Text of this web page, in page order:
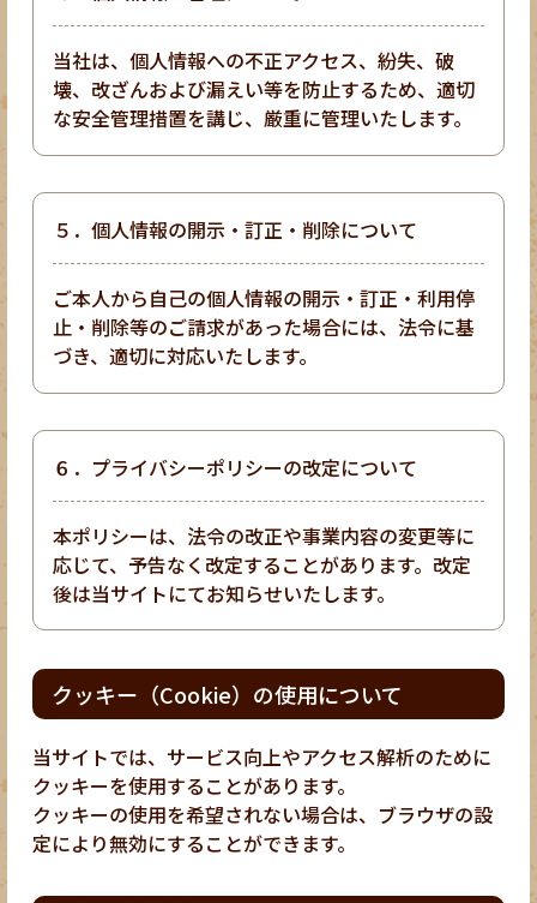
当社は、個人情報への不正アクセス、紛失、破
壊、改ざんおよび漏えい等を防止するため、適切
な安全管理措置を講じ、厳重に管理いたします。
５．個人情報の開示・訂正・削除について
ご本人から自己の個人情報の開示・訂正・利用停
止・削除等のご請求があった場合には、法令に基
づき、適切に対応いたします。
６．プライバシーポリシーの改定について
本ポリシーは、法令の改正や事業内容の変更等に
応じて、予告なく改定することがあります。改定
後は当サイトにてお知らせいたします。
クッキー（Cookie）の使用について
当サイトでは、サービス向上やアクセス解析のために
クッキーを使用することがあります。
クッキーの使用を希望されない場合は、ブラウザの設
定により無効にすることができます。